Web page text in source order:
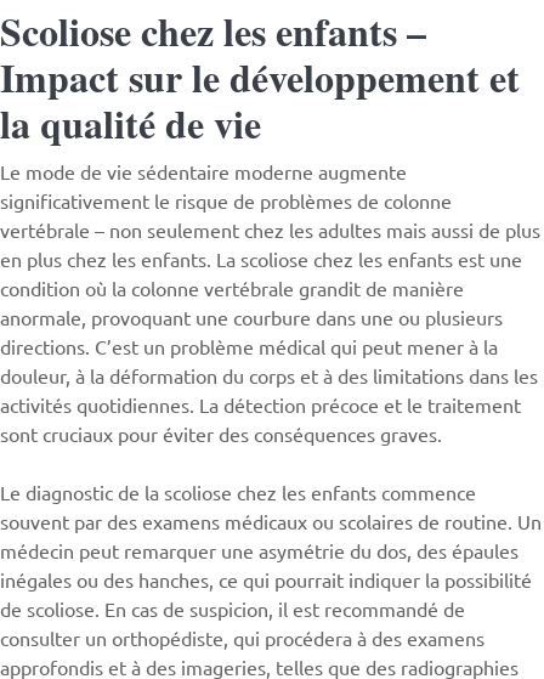
Scoliose chez les enfants –
Impact sur le développement et
la qualité de vie
Le mode de vie sédentaire moderne augmente
significativement le risque de problèmes de colonne
vertébrale – non seulement chez les adultes mais aussi de plus
en plus chez les enfants. La scoliose chez les enfants est une
condition où la colonne vertébrale grandit de manière
anormale, provoquant une courbure dans une ou plusieurs
directions. C’est un problème médical qui peut mener à la
douleur, à la déformation du corps et à des limitations dans les
activités quotidiennes. La détection précoce et le traitement
sont cruciaux pour éviter des conséquences graves.
Le diagnostic de la scoliose chez les enfants commence
souvent par des examens médicaux ou scolaires de routine. Un
médecin peut remarquer une asymétrie du dos, des épaules
inégales ou des hanches, ce qui pourrait indiquer la possibilité
de scoliose. En cas de suspicion, il est recommandé de
consulter un orthopédiste, qui procédera à des examens
approfondis et à des imageries, telles que des radiographies